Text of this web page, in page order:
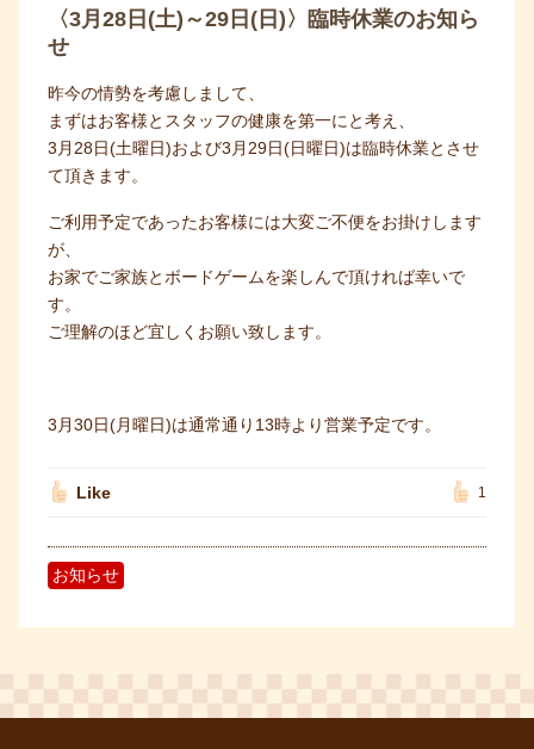
〈3月28日(土)～29日(日)〉臨時休業のお知ら
せ
昨今の情勢を考慮しまして、
まずはお客様とスタッフの健康を第一にと考え、
3月28日(土曜日)および3月29日(日曜日)は臨時休業とさせ
て頂きます。
ご利用予定であったお客様には大変ご不便をお掛けします
が、
お家でご家族とボードゲームを楽しんで頂ければ幸いで
す。
ご理解のほど宜しくお願い致します。
3月30日(月曜日)は通常通り13時より営業予定です。
Like 1
お知らせ